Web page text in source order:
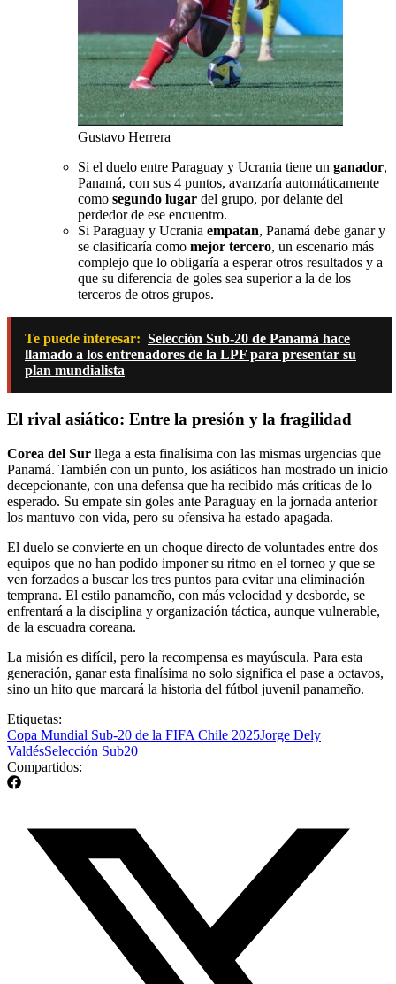
Gustavo Herrera
Si el duelo entre Paraguay y Ucrania tiene un ganador,
Panamá, con sus 4 puntos, avanzaría automáticamente
como segundo lugar del grupo, por delante del
perdedor de ese encuentro.
Si Paraguay y Ucrania empatan, Panamá debe ganar y
se clasificaría como mejor tercero, un escenario más
complejo que lo obligaría a esperar otros resultados y a
que su diferencia de goles sea superior a la de los
terceros de otros grupos.
Te puede interesar: Selección Sub-20 de Panamá hace
llamado a los entrenadores de la LPF para presentar su
plan mundialista
El rival asiático: Entre la presión y la fragilidad
Corea del Sur llega a esta finalísima con las mismas urgencias que
Panamá. También con un punto, los asiáticos han mostrado un inicio
decepcionante, con una defensa que ha recibido más críticas de lo
esperado. Su empate sin goles ante Paraguay en la jornada anterior
los mantuvo con vida, pero su ofensiva ha estado apagada.
El duelo se convierte en un choque directo de voluntades entre dos
equipos que no han podido imponer su ritmo en el torneo y que se
ven forzados a buscar los tres puntos para evitar una eliminación
temprana. El estilo panameño, con más velocidad y desborde, se
enfrentará a la disciplina y organización táctica, aunque vulnerable,
de la escuadra coreana.
La misión es difícil, pero la recompensa es mayúscula. Para esta
generación, ganar esta finalísima no solo significa el pase a octavos,
sino un hito que marcará la historia del fútbol juvenil panameño.
Etiquetas:
Copa Mundial Sub-20 de la FIFA Chile 2025Jorge Dely
ValdésSelección Sub20
Compartidos: